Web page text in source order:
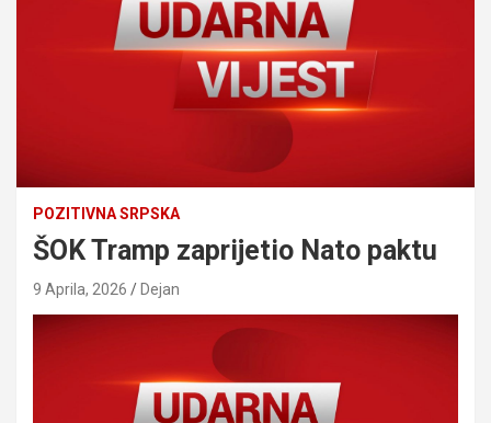
POZITIVNA SRPSKA
ŠOK Tramp zaprijetio Nato paktu
9 Aprila, 2026 Dejan